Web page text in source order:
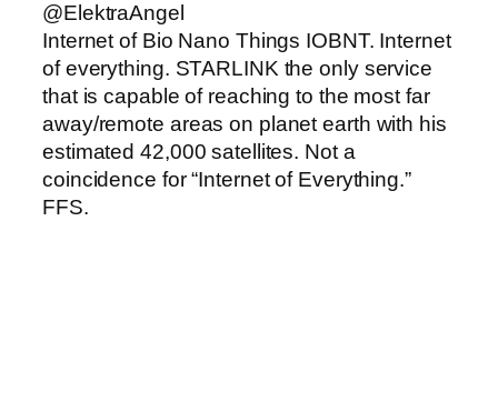
@ElektraAngel
Internet of Bio Nano Things IOBNT. Internet
of everything. STARLINK the only service
that is capable of reaching to the most far
away/remote areas on planet earth with his
estimated 42,000 satellites. Not a
coincidence for “Internet of Everything.”
FFS.